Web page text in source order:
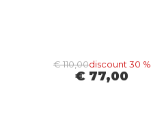
€ 110,00discount 30 %
€ 77,00